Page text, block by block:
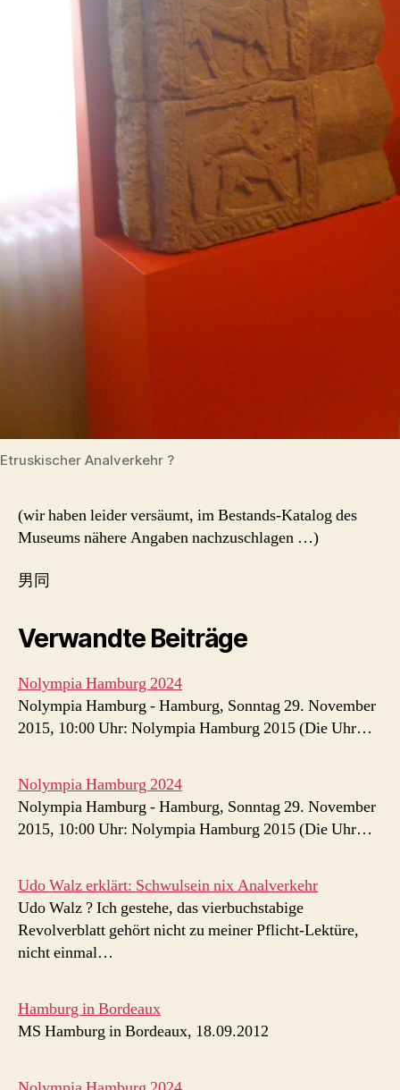
Etruskischer Analverkehr ?
(wir haben leider versäumt, im Bestands-Katalog des
Museums nähere Angaben nachzuschlagen …)
男同
Verwandte Beiträge
Nolympia Hamburg 2024
Nolympia Hamburg - Hamburg, Sonntag 29. November
2015, 10:00 Uhr: Nolympia Hamburg 2015 (Die Uhr…
Nolympia Hamburg 2024
Nolympia Hamburg - Hamburg, Sonntag 29. November
2015, 10:00 Uhr: Nolympia Hamburg 2015 (Die Uhr…
Udo Walz erklärt: Schwulsein nix Analverkehr
Udo Walz ? Ich gestehe, das vierbuchstabige
Revolverblatt gehört nicht zu meiner Pflicht-Lektüre,
nicht einmal…
Hamburg in Bordeaux
MS Hamburg in Bordeaux, 18.09.2012